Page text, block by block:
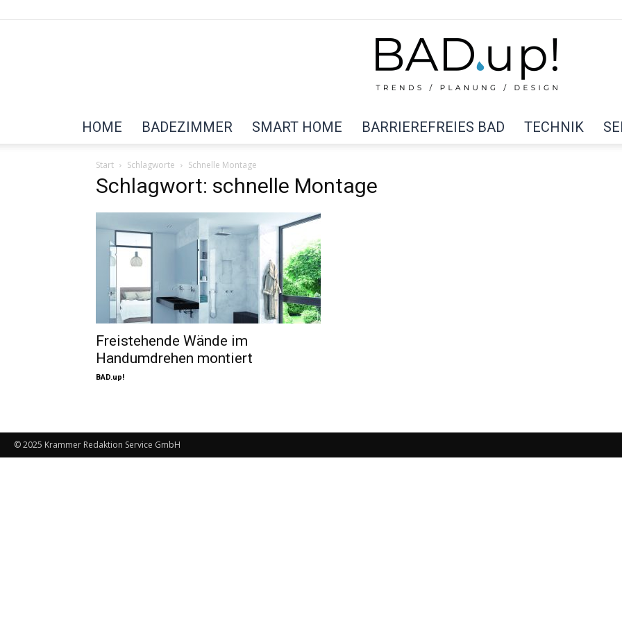
HOME BADEZIMMER SMART HOME BARRIEREFREIES BAD TECHNIK
Start Schlagworte Schnelle Montage
Schlagwort: schnelle Montage
Freistehende Wände im
Handumdrehen montiert
BAD.up!
© 2025 Krammer Redaktion Service GmbH